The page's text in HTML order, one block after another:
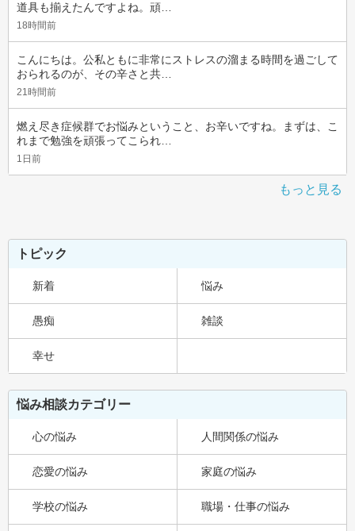
道具も揃えたんですよね。頑…
18時間前
こんにちは。公私ともに非常にストレスの溜まる時間を過ごして
おられるのが、その辛さと共…
21時間前
燃え尽き症候群でお悩みということ、お辛いですね。まずは、こ
れまで勉強を頑張ってこられ…
1日前
もっと見る
トピック
新着 悩み
愚痴 雑談
幸せ
悩み相談カテゴリー
心の悩み 人間関係の悩み
恋愛の悩み 家庭の悩み
学校の悩み 職場・仕事の悩み